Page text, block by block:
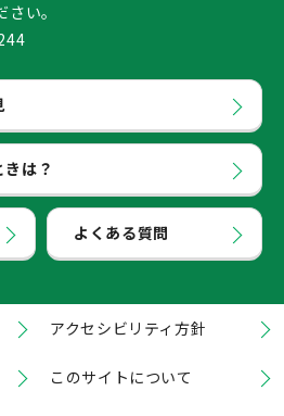
い。
は？
よくある質問
アクセシビリティ方針
このサイトについて